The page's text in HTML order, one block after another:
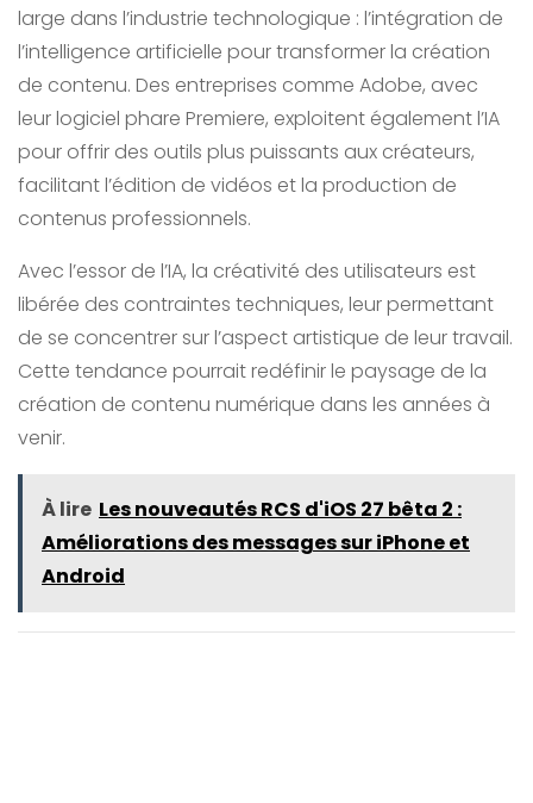
large dans l’industrie technologique : l’intégration de
l’intelligence artificielle pour transformer la création
de contenu. Des entreprises comme Adobe, avec
leur logiciel phare Premiere, exploitent également l’IA
pour offrir des outils plus puissants aux créateurs,
facilitant l’édition de vidéos et la production de
contenus professionnels.
Avec l’essor de l’IA, la créativité des utilisateurs est
libérée des contraintes techniques, leur permettant
de se concentrer sur l’aspect artistique de leur travail.
Cette tendance pourrait redéfinir le paysage de la
création de contenu numérique dans les années à
venir.
À lire Les nouveautés RCS d'iOS 27 bêta 2 :
Améliorations des messages sur iPhone et
Android